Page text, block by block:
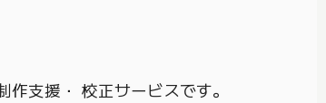
支援・ 校正サービスです。